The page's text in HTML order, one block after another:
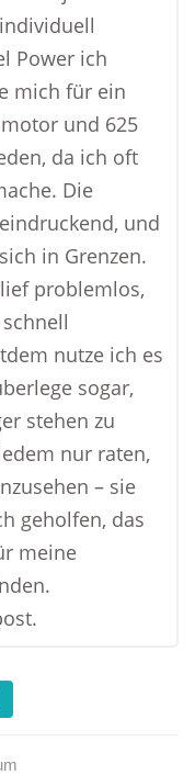
Power ich
mich für ein
und 625
da ich oft
Die
und
in Grenzen.
problemlos,
nutze ich es
sogar,
stehen zu
nur raten,
– sie
geholfen, das
meine